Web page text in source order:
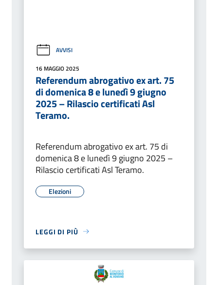
AVVISI
16 MAGGIO 2025
Referendum abrogativo ex art. 75
di domenica 8 e lunedì 9 giugno
2025 – Rilascio certificati Asl
Teramo.
Referendum abrogativo ex art. 75 di
domenica 8 e lunedì 9 giugno 2025 –
Rilascio certificati Asl Teramo.
Elezioni
LEGGI DI PIÙ